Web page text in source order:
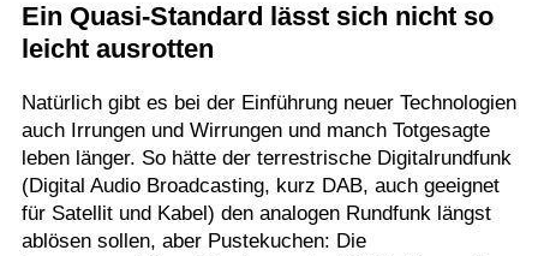
Ein Quasi-Standard lässt sich nicht so
leicht ausrotten
Natürlich gibt es bei der Einführung neuer Technologien
auch Irrungen und Wirrungen und manch Totgesagte
leben länger. So hätte der terrestrische Digitalrundfunk
(Digital Audio Broadcasting, kurz DAB, auch geeignet
für Satellit und Kabel) den analogen Rundfunk längst
ablösen sollen, aber Pustekuchen: Die